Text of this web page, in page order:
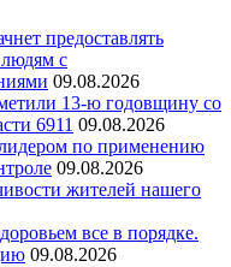
предоставлять
с
09.08.2026
13-ю годовщину со
6911 09.08.2026
лидером по применению
09.08.2026
жителей нашего
все в порядке.
09.08.2026